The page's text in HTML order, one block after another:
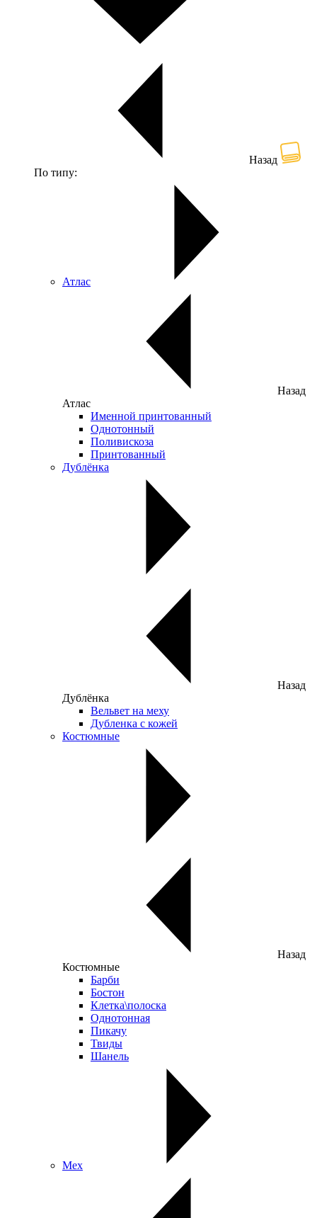
Назад
По типу:
Атлас
Назад
Атлас
Именной принтованный
Однотонный
Поливискоза
Принтованный
Дублёнка
Назад
Дублёнка
Вельвет на меху
Дубленка с кожей
Костюмные
Назад
Костюмные
Барби
Бостон
Клетка\полоска
Однотонная
Пикачу
Твиды
Шанель
Мех